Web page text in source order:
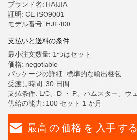
ブランド名: HAIJIA
証明: CE ISO9001
モデル番号: HJF400
支払いと送料の条件
最小注文数量: 1つはセット
価格: negotiable
パッケージの詳細: 標準的な輸出梱包
受渡し時間: 30 日間
支払条件: L/C、D ・ P、ハムスター、ウ
供給の能力: 100 セット 1 か月
最高 の 価格 を 入手 する